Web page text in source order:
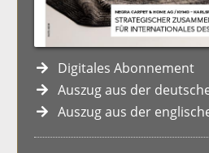
Digitales Abonnement
Auszug aus der
Auszug aus der